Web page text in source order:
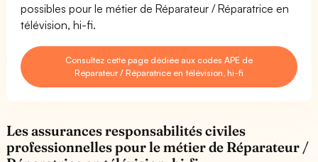
possibles pour le métier de Réparateur / Réparatrice en
télévision, hi-fi.
Consultez cette page dédiée aux codes APE de
Réparateur / Réparatrice en télévision, hi-fi
Les assurances responsabilités civiles
professionnelles pour le métier de Réparateur /